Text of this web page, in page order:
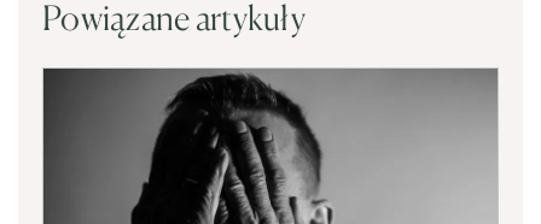
Powiązane artykuły